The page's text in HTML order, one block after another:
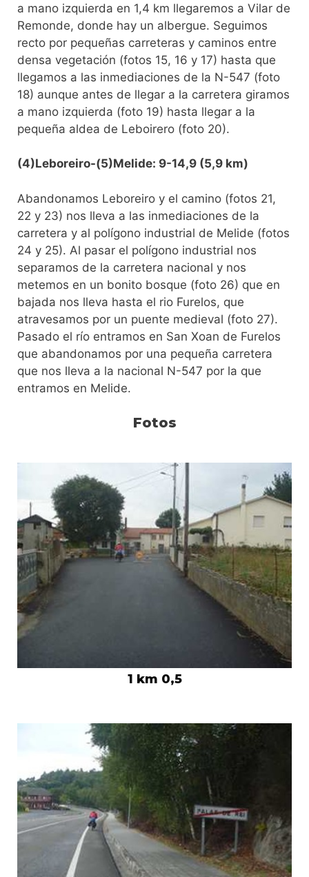
a mano izquierda en 1,4 km llegaremos a Vilar de
Remonde, donde hay un albergue. Seguimos
recto por pequeñas carreteras y caminos entre
densa vegetación (fotos 15, 16 y 17) hasta que
llegamos a las inmediaciones de la N-547 (foto
18) aunque antes de llegar a la carretera giramos
a mano izquierda (foto 19) hasta llegar a la
pequeña aldea de Leboirero (foto 20).
(4)Leboreiro-(5)Melide: 9-14,9 (5,9 km)
Abandonamos Leboreiro y el camino (fotos 21,
22 y 23) nos lleva a las inmediaciones de la
carretera y al polígono industrial de Melide (fotos
24 y 25). Al pasar el polígono industrial nos
separamos de la carretera nacional y nos
metemos en un bonito bosque (foto 26) que en
bajada nos lleva hasta el rio Furelos, que
atravesamos por un puente medieval (foto 27).
Pasado el río entramos en San Xoan de Furelos
que abandonamos por una pequeña carretera
que nos lleva a la nacional N-547 por la que
entramos en Melide.
Fotos
1 km 0,5